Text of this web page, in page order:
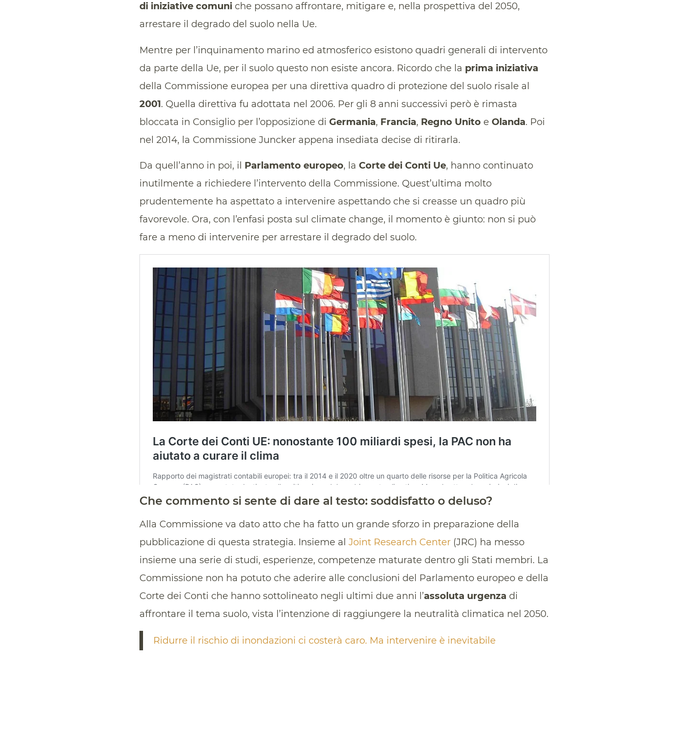
di iniziative comuni che possano affrontare, mitigare e, nella prospettiva del 2050,
arrestare il degrado del suolo nella Ue.
Mentre per l’inquinamento marino ed atmosferico esistono quadri generali di intervento
da parte della Ue, per il suolo questo non esiste ancora. Ricordo che la prima iniziativa
della Commissione europea per una direttiva quadro di protezione del suolo risale al
2001. Quella direttiva fu adottata nel 2006. Per gli 8 anni successivi però è rimasta
bloccata in Consiglio per l’opposizione di Germania, Francia, Regno Unito e Olanda. Poi
nel 2014, la Commissione Juncker appena insediata decise di ritirarla.
Da quell’anno in poi, il Parlamento europeo, la Corte dei Conti Ue, hanno continuato
inutilmente a richiedere l’intervento della Commissione. Quest’ultima molto
prudentemente ha aspettato a intervenire aspettando che si creasse un quadro più
favorevole. Ora, con l’enfasi posta sul climate change, il momento è giunto: non si può
fare a meno di intervenire per arrestare il degrado del suolo.
Che commento si sente di dare al testo: soddisfatto o deluso?
Alla Commissione va dato atto che ha fatto un grande sforzo in preparazione della
pubblicazione di questa strategia. Insieme al Joint Research Center (JRC) ha messo
insieme una serie di studi, esperienze, competenze maturate dentro gli Stati membri. La
Commissione non ha potuto che aderire alle conclusioni del Parlamento europeo e della
Corte dei Conti che hanno sottolineato negli ultimi due anni l’assoluta urgenza di
affrontare il tema suolo, vista l’intenzione di raggiungere la neutralità climatica nel 2050.
Ridurre il rischio di inondazioni ci costerà caro. Ma intervenire è inevitabile